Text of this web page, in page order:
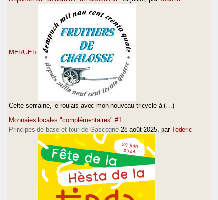
MERGER
Cette semaine, je roulais avec mon nouveau tricycle à (…)
Monnaies locales "complémentaires" #1
Principes de base et tour de Gascogne 28 août 2025 , par Tederic